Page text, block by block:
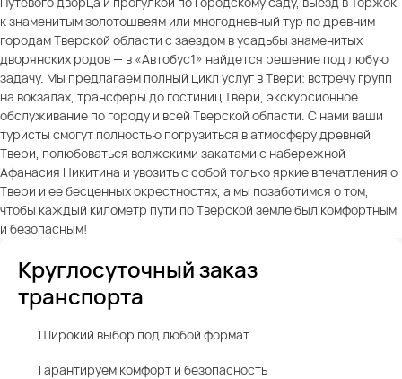
к знаменитым золотошвеям или многодневный тур по древним
городам Тверской области с заездом в усадьбы знаменитых
дворянских родов — в «Автобус1» найдется решение под любую
задачу. Мы предлагаем полный цикл услуг в Твери: встречу групп
на вокзалах, трансферы до гостиниц Твери, экскурсионное
обслуживание по городу и всей Тверской области. С нами ваши
туристы смогут полностью погрузиться в атмосферу древней
Твери, полюбоваться волжскими закатами с набережной
Афанасия Никитина и увозить с собой только яркие впечатления о
Твери и ее бесценных окрестностях, а мы позаботимся о том,
чтобы каждый километр пути по Тверской земле был комфортным
и безопасным!
Круглосуточный заказ
транспорта
Широкий выбор под любой формат
Гарантируем комфорт и безопасность